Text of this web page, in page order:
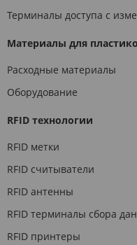
Терминалы доступа с
Материалы для
Расходные материалы
Оборудование
RFID технологии
RFID метки
RFID считыватели
RFID антенны
RFID терминалы сбора
RFID принтеры